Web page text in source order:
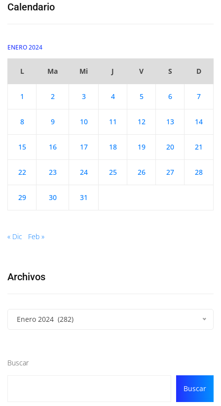
Calendario
ENERO 2024
L Ma Mi J V S D
1 2 3 4 5 6 7
8 9 10 11 12 13 14
15 16 17 18 19 20 21
22 23 24 25 26 27 28
29 30 31
« Dic Feb »
Archivos
Enero 2024 (282)
Buscar
Buscar